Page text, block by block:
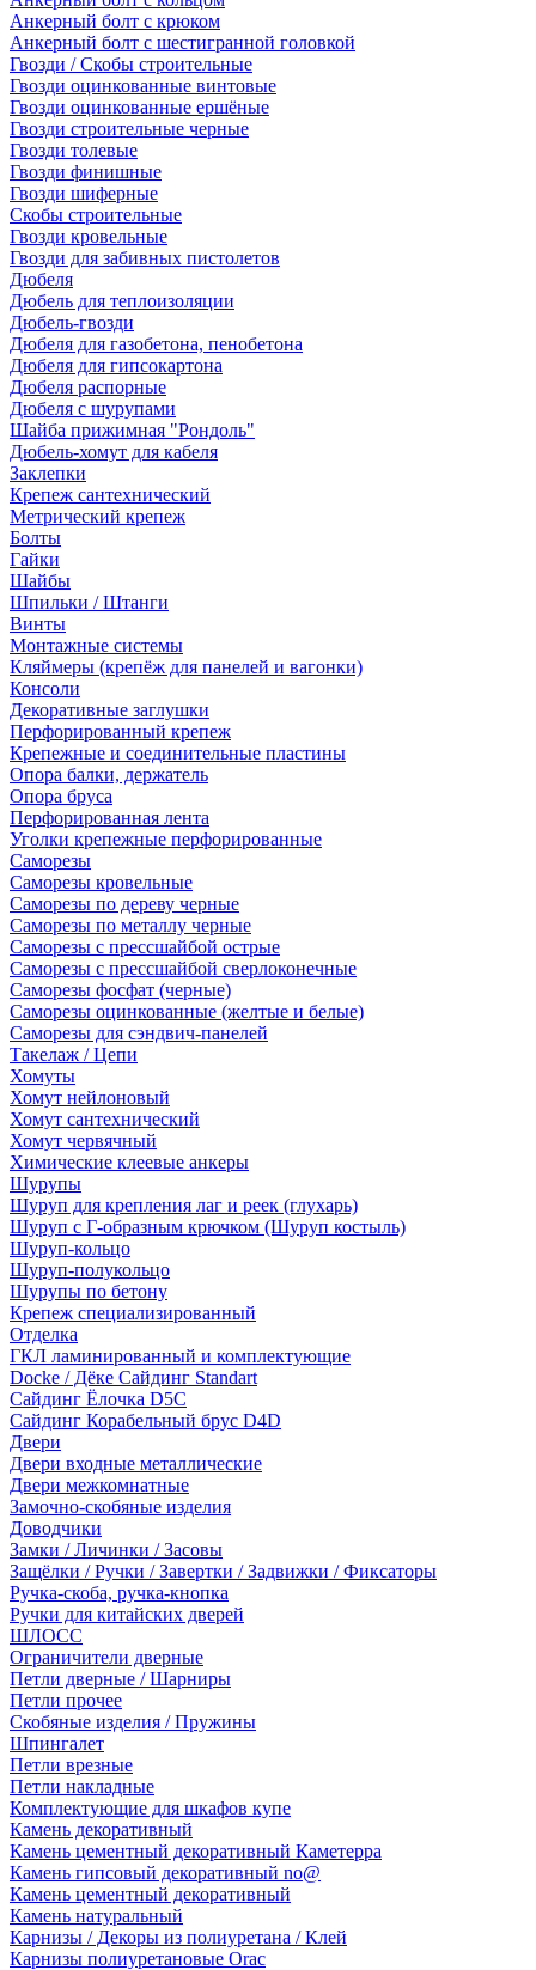
Анкерный болт с крюком
Анкерный болт с шестигранной головкой
Гвозди / Скобы строительные
Гвозди оцинкованные винтовые
Гвозди оцинкованные ершёные
Гвозди строительные черные
Гвозди толевые
Гвозди финишные
Гвозди шиферные
Скобы строительные
Гвозди кровельные
Гвозди для забивных пистолетов
Дюбеля
Дюбель для теплоизоляции
Дюбель-гвозди
Дюбеля для газобетона, пенобетона
Дюбеля для гипсокартона
Дюбеля распорные
Дюбеля с шурупами
Шайба прижимная "Рондоль"
Дюбель-хомут для кабеля
Заклепки
Крепеж сантехнический
Метрический крепеж
Болты
Гайки
Шайбы
Шпильки / Штанги
Винты
Монтажные системы
Кляймеры (крепёж для панелей и вагонки)
Консоли
Декоративные заглушки
Перфорированный крепеж
Крепежные и соединительные пластины
Опора балки, держатель
Опора бруса
Перфорированная лента
Уголки крепежные перфорированные
Саморезы
Саморезы кровельные
Саморезы по дереву черные
Саморезы по металлу черные
Саморезы с прессшайбой острые
Саморезы с прессшайбой сверлоконечные
Саморезы фосфат (черные)
Саморезы оцинкованные (желтые и белые)
Саморезы для сэндвич-панелей
Такелаж / Цепи
Хомуты
Хомут нейлоновый
Хомут сантехнический
Хомут червячный
Химические клеевые анкеры
Шурупы
Шуруп для крепления лаг и реек (глухарь)
Шуруп с Г-образным крючком (Шуруп костыль)
Шуруп-кольцо
Шуруп-полукольцо
Шурупы по бетону
Крепеж специализированный
Отделка
ГКЛ ламинированный и комплектующие
Docke / Дёке Сайдинг Standart
Сайдинг Ёлочка D5C
Сайдинг Корабельный брус D4D
Двери
Двери входные металлические
Двери межкомнатные
Замочно-скобяные изделия
Доводчики
Замки / Личинки / Засовы
Защёлки / Ручки / Завертки / Задвижки / Фиксаторы
Ручка-скоба, ручка-кнопка
Ручки для китайских дверей
ШЛОСС
Ограничители дверные
Петли дверные / Шарниры
Петли прочее
Скобяные изделия / Пружины
Шпингалет
Петли врезные
Петли накладные
Комплектующие для шкафов купе
Камень декоративный
Камень цементный декоративный Каметерра
Камень гипсовый декоративный no@
Камень цементный декоративный
Камень натуральный
Карнизы / Декоры из полиуретана / Клей
Карнизы полиуретановые Orac